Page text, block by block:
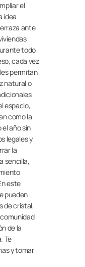
el
idea
ante
todo
cada vez
permitan
natural o
espacio,
como la
año sin
legales y
la
sencilla,
este
pueden
de cristal,
de la
Te
y tomar